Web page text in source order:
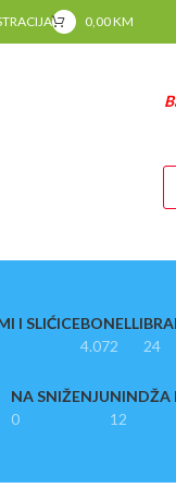
0,00KM
I SLIĆICEBONELLI
4.072
24
NA SNIŽENJU
0
NINDŽA
12